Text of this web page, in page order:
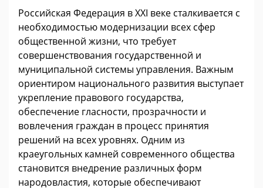
Российская Федерация в XXI веке сталкивается с
необходимостью модернизации всех сфер
общественной жизни, что требует
совершенствования государственной и
муниципальной системы управления. Важным
ориентиром национального развития выступает
укрепление правового государства,
обеспечение гласности, прозрачности и
вовлечения граждан в процесс принятия
решений на всех уровнях. Одним из
краеугольных камней современного общества
становится внедрение различных форм
народовластия, которые обеспечивают